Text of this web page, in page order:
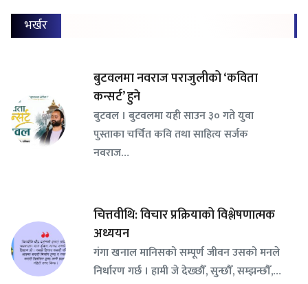
भर्खर
बुटवलमा नवराज पराजुलीको ‘कविता
कन्सर्ट’ हुने
बुटवल । बुटवलमा यही साउन ३० गते युवा
पुस्ताका चर्चित कवि तथा साहित्य सर्जक
नवराज…
चित्तवीथि: विचार प्रक्रियाको विश्लेषणात्मक
अध्ययन
गंगा खनाल मानिसको सम्पूर्ण जीवन उसको मनले
निर्धारण गर्छ । हामी जे देख्छौँ, सुन्छौँ, सम्झन्छौँ,…